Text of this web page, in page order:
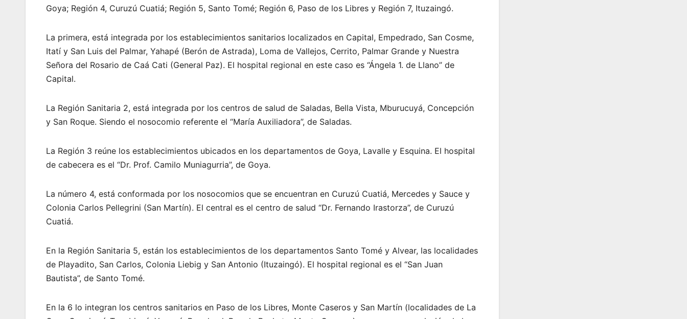
Goya; Región 4, Curuzú Cuatiá; Región 5, Santo Tomé; Región 6, Paso de los Libres y Región 7, Ituzaingó.
La primera, está integrada por los establecimientos sanitarios localizados en Capital, Empedrado, San Cosme,
Itatí y San Luis del Palmar, Yahapé (Berón de Astrada), Loma de Vallejos, Cerrito, Palmar Grande y Nuestra
Señora del Rosario de Caá Cati (General Paz). El hospital regional en este caso es “Ángela 1. de Llano” de
Capital.
La Región Sanitaria 2, está integrada por los centros de salud de Saladas, Bella Vista, Mburucuyá, Concepción
y San Roque. Siendo el nosocomio referente el “María Auxiliadora”, de Saladas.
La Región 3 reúne los establecimientos ubicados en los departamentos de Goya, Lavalle y Esquina. El hospital
de cabecera es el “Dr. Prof. Camilo Muniagurria”, de Goya.
La número 4, está conformada por los nosocomios que se encuentran en Curuzú Cuatiá, Mercedes y Sauce y
Colonia Carlos Pellegrini (San Martín). El central es el centro de salud “Dr. Fernando Irastorza”, de Curuzú
Cuatiá.
En la Región Sanitaria 5, están los establecimientos de los departamentos Santo Tomé y Alvear, las localidades
de Playadito, San Carlos, Colonia Liebig y San Antonio (Ituzaingó). El hospital regional es el “San Juan
Bautista”, de Santo Tomé.
En la 6 lo integran los centros sanitarios en Paso de los Libres, Monte Caseros y San Martín (localidades de La